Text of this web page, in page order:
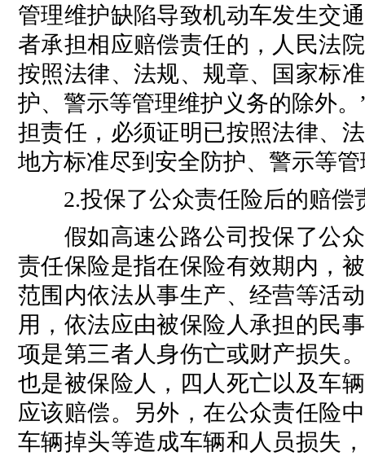
管理维护缺陷导致机动车发生交
者承担相应赔偿责任的，人民法
按照法律、法规、规章、国家标
护、警示等管理维护义务的除外
担责任，必须证明已按照法律、
地方标准尽到安全防护、警示等
2.投保了公众责任险后的赔偿
假如高速公路公司投保了公众
责任保险是指在保险有效期内，
范围内依法从事生产、经营等活
用，依法应由被保险人承担的民
项是第三者人身伤亡或财产损失
也是被保险人，四人死亡以及车
应该赔偿。另外，在公众责任险
车辆掉头等造成车辆和人员损失